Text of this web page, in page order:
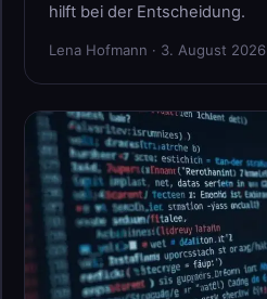
hilft bei der Entscheidung.
Lena Hofmann · 3. August 2026